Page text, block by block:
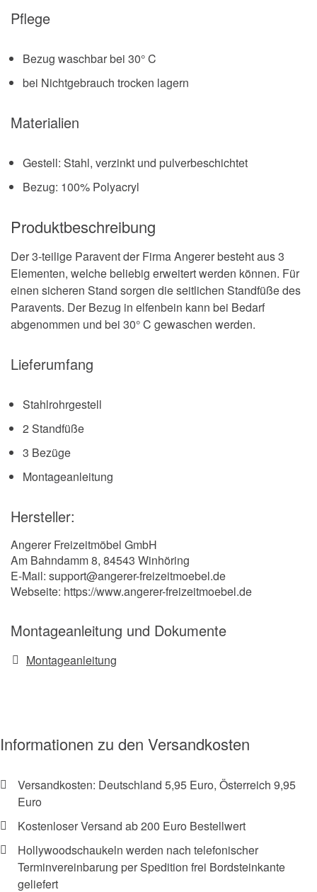
Pflege
Bezug waschbar bei 30° C
bei Nichtgebrauch trocken lagern
Materialien
Gestell: Stahl, verzinkt und pulverbeschichtet
Bezug: 100% Polyacryl
Produktbeschreibung
Der 3-teilige Paravent der Firma Angerer besteht aus 3
Elementen, welche beliebig erweitert werden können. Für
einen sicheren Stand sorgen die seitlichen Standfüße des
Paravents. Der Bezug in elfenbein kann bei Bedarf
abgenommen und bei 30° C gewaschen werden.
Lieferumfang
Stahlrohrgestell
2 Standfüße
3 Bezüge
Montageanleitung
Hersteller:
Angerer Freizeitmöbel GmbH
Am Bahndamm 8, 84543 Winhöring
E-Mail: support@angerer-freizeitmoebel.de
Webseite: https://www.angerer-freizeitmoebel.de
Montageanleitung und Dokumente
Montageanleitung
Informationen zu den Versandkosten
Versandkosten: Deutschland 5,95 Euro, Österreich 9,95
Euro
Kostenloser Versand ab 200 Euro Bestellwert
Hollywoodschaukeln werden nach telefonischer
Terminvereinbarung per Spedition frei Bordsteinkante
geliefert